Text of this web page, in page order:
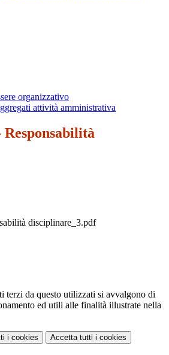
organizzativo
attività amministrativa
Responsabilità
disciplinare_3.pdf
terzi da questo utilizzati si avvalgono di
ed utili alle finalità illustrate nella
i cookies Accetta tutti i cookies